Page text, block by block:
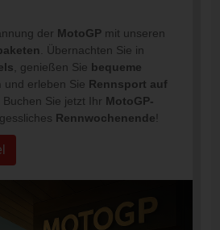
der MotoGPmit unseren
. Übernachten Sie in
, genießen Sie bequeme
und erleben Sie Rennsport auf
. Buchen Sie jetzt Ihr MotoGP-
Rennwochenende